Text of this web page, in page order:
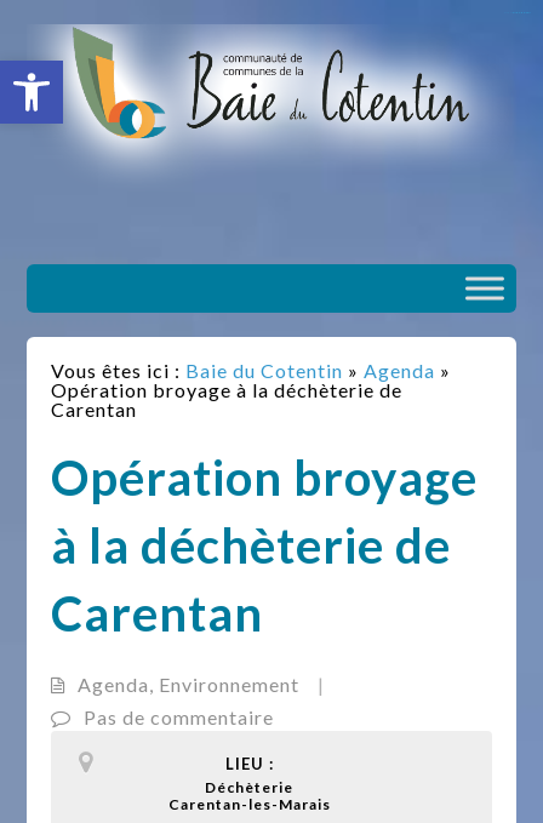
Ouvrir la barre d’outils
Vous êtes ici : Baie du Cotentin »Agenda »
Opération broyage à la déchèterie de
Carentan
Opération broyage
à la déchèterie de
Carentan
Agenda, Environnement
|
Pas de commentaire
LIEU :
Déchèterie
Carentan-les-Marais